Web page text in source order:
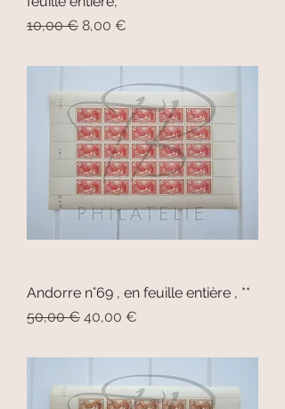
Prix original
10,00 € Prix promotionnel
8,00 €
Andorre n°69 , en feuille entière , **
Prix original
50,00 € Prix promotionnel
40,00 €